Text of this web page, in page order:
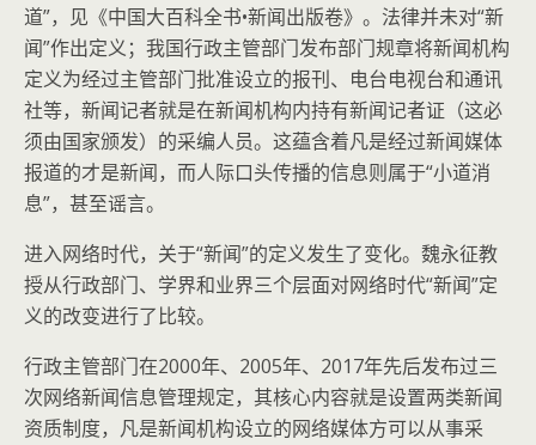
道”，见《中国大百科全书•新闻出版卷》。法律并未对“新
闻”作出定义；我国行政主管部门发布部门规章将新闻机构
定义为经过主管部门批准设立的报刊、电台电视台和通讯
社等，新闻记者就是在新闻机构内持有新闻记者证（这必
须由国家颁发）的采编人员。这蕴含着凡是经过新闻媒体
报道的才是新闻，而人际口头传播的信息则属于“小道消
息”，甚至谣言。
进入网络时代，关于“新闻”的定义发生了变化。魏永征教
授从行政部门、学界和业界三个层面对网络时代“新闻”定
义的改变进行了比较。
行政主管部门在2000年、2005年、2017年先后发布过三
次网络新闻信息管理规定，其核心内容就是设置两类新闻
资质制度，凡是新闻机构设立的网络媒体方可以从事采